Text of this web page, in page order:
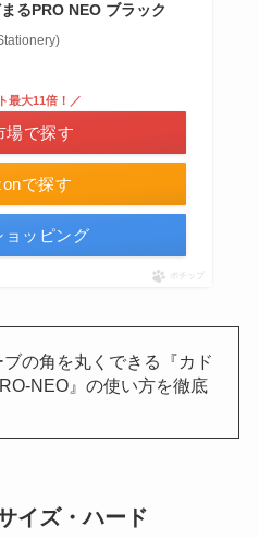
るPRO NEO ブラック
で探す
最大11倍！／
場で探す
ョッピング
ポチップ
ブの角を丸くできる『カド
NEO』の使い方を徹底
イズ・ハード